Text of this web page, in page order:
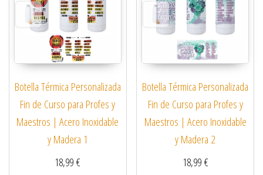
Botella Térmica Personalizada
Fin de Curso para Profes y
Maestros | Acero Inoxidable
y Madera 1
18,99€
Botella Térmica Personalizada
Fin de Curso para Profes y
Maestros | Acero Inoxidable
y Madera 2
18,99€